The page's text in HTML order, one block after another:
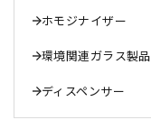
ホモジナイザー
環境関連ガラス製品
ディスペンサー